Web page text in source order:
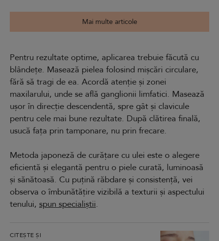
Mai multe articole
Pentru rezultate optime, aplicarea trebuie făcută cu
blândețe. Masează pielea folosind mișcări circulare,
fără să tragi de ea. Acordă atenție și zonei
maxilarului, unde se află ganglionii limfatici. Masează
ușor în direcție descendentă, spre gât și clavicule
pentru cele mai bune rezultate. După clătirea finală,
usucă fața prin tamponare, nu prin frecare.
Metoda japoneză de curățare cu ulei este o alegere
eficientă și elegantă pentru o piele curată, luminoasă
și sănătoasă. Cu puțină răbdare și consistență, vei
observa o îmbunătățire vizibilă a texturii și aspectului
tenului, spun specialiștii.
CITEȘTE ȘI